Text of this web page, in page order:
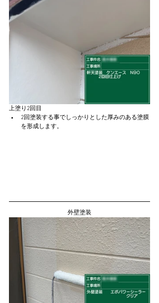
上塗り2回目
2回塗装する事でしっかりとした厚みのある塗膜
を形成します。
外壁塗装